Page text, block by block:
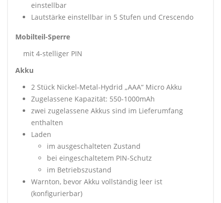
einstellbar
Lautstärke einstellbar in 5 Stufen und Crescendo
Mobilteil-Sperre
mit 4-stelliger PIN
Akku
2 Stück Nickel-Metal-Hydrid „AAA“ Micro Akku
Zugelassene Kapazität: 550-1000mAh
zwei zugelassene Akkus sind im Lieferumfang
enthalten
Laden
im ausgeschalteten Zustand
bei eingeschaltetem PIN-Schutz
im Betriebszustand
Warnton, bevor Akku vollständig leer ist
(konfigurierbar)